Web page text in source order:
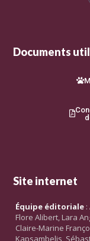
Documents
Site internet
Équipe éditoriale
Flore Alibert, Lara
Claire-Marine
Kapsambelis,